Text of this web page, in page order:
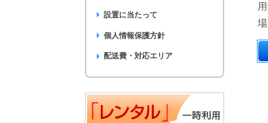
設置に当たって
個人情報保護方針
配送費・対応エリア